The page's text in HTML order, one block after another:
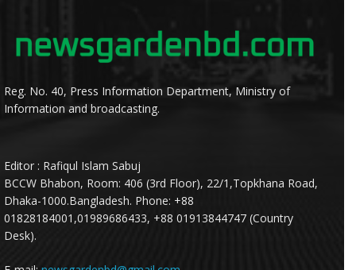
Reg. No. 40, Press Information Department, Ministry of
Information and broadcasting.
Editor : Rafiqul Islam Sabuj
BCCW Bhabon, Room: 406 (3rd Floor), 22/1,Topkhana Road,
Dhaka-1000.Bangladesh. Phone: +88
01828184001,01989686433, +88 01913844747 (Country
Desk).